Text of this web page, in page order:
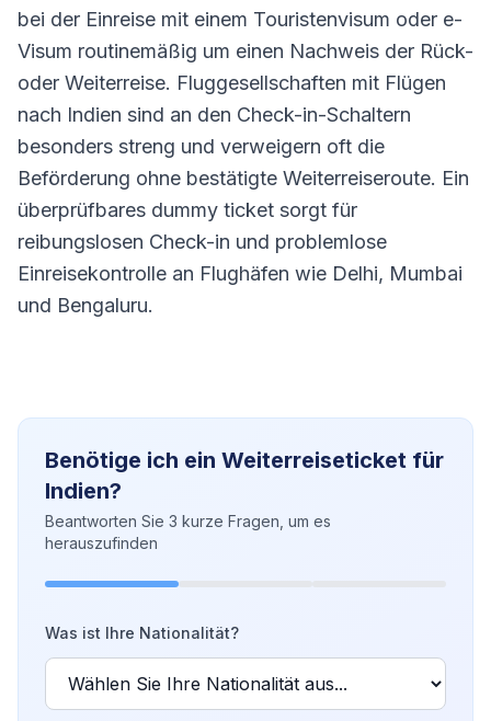
bei der Einreise mit einem Touristenvisum oder e-
Visum routinemäßig um einen Nachweis der Rück-
oder Weiterreise. Fluggesellschaften mit Flügen
nach Indien sind an den Check-in-Schaltern
besonders streng und verweigern oft die
Beförderung ohne bestätigte Weiterreiseroute. Ein
überprüfbares dummy ticket sorgt für
reibungslosen Check-in und problemlose
Einreisekontrolle an Flughäfen wie Delhi, Mumbai
und Bengaluru.
Benötige ich ein Weiterreiseticket für
Indien?
Beantworten Sie 3 kurze Fragen, um es
herauszufinden
Was ist Ihre Nationalität?